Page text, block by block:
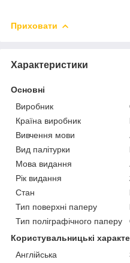
Приховати
Характеристики
Основні
Виробник
Країна виробник
Вивчення мови
Вид палітурки
Мова видання
Рік видання
Стан
Тип поверхні паперу
Тип поліграфічного паперу
Користувальницькі
Англійська